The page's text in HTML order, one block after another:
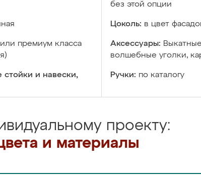
без этой опции
Цоколь: в цвет
или премиум класса
Аксессуары:
волшебные уголки,
и навески,
Ручки: по каталогу
проекту:
и материалы